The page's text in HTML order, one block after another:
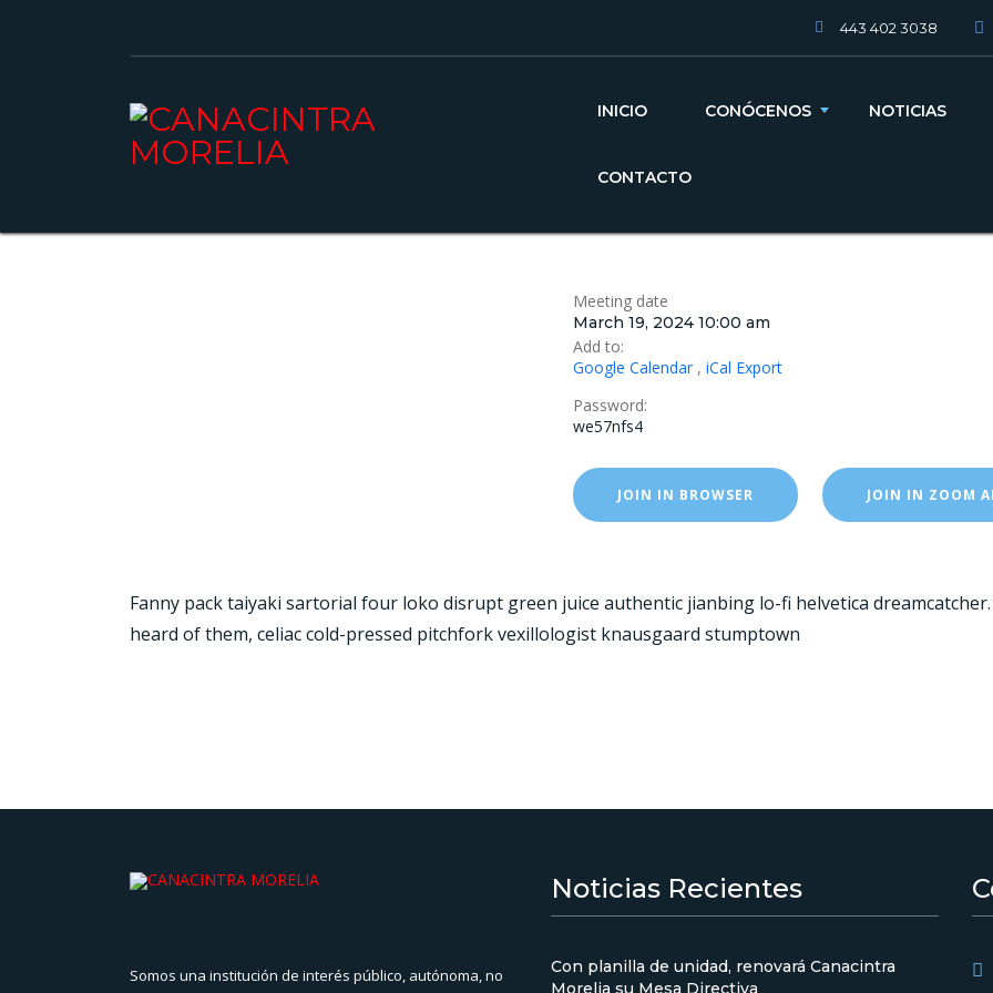
443 402 3038
INICIO CONÓCENOS NOTICIAS
CONTACTO
Meeting date
March 19, 2024 10:00 am
Add to:
Google Calendar, iCal Export
Password:
we57nfs4
JOIN IN BROWSER JOIN IN ZOOM
Fanny pack taiyaki sartorial four loko disrupt green juice authentic jianbing lo-fi helvetica
heard of them, celiac cold-pressed pitchfork vexillologist knausgaard stumptown
Somos una institución de interés público, autónoma, no
Noticias Recientes
Con planilla de unidad, renovará Canacintra
Morelia su Mesa Directiva